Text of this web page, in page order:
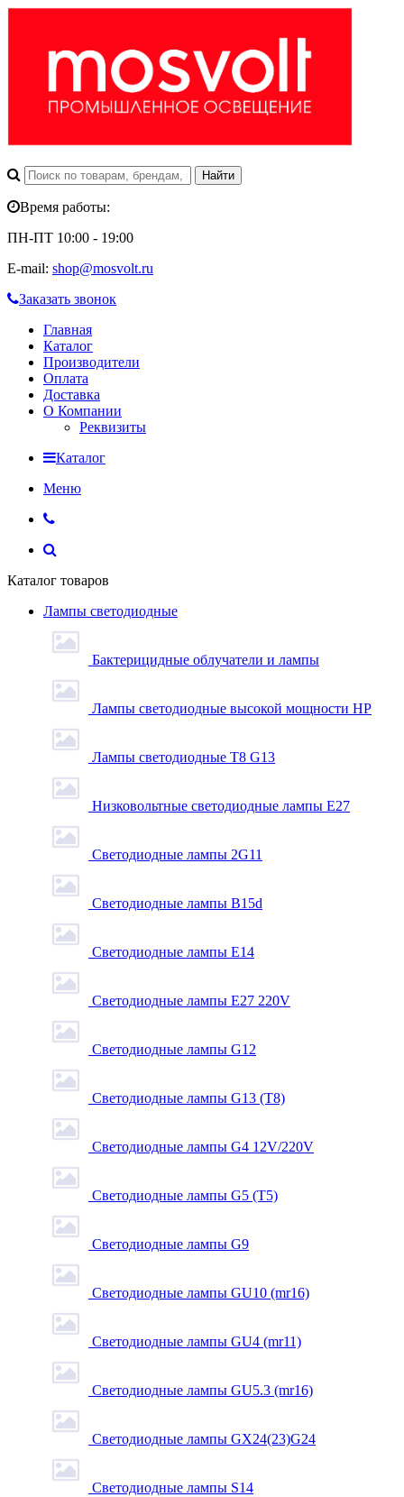
Время работы:
ПН-ПТ 10:00 - 19:00
E-mail: shop@mosvolt.ru
Заказать звонок
Главная
Каталог
Производители
Оплата
Доставка
О Компании
Реквизиты
Каталог
Меню
Каталог товаров
Лампы светодиодные
Бактерицидные облучатели и лампы
Лампы светодиодные высокой мощности HP
Лампы светодиодные Т8 G13
Низковольтные светодиодные лампы E27
Светодиодные лампы 2G11
Светодиодные лампы B15d
Светодиодные лампы E14
Светодиодные лампы E27 220V
Светодиодные лампы G12
Светодиодные лампы G13 (T8)
Светодиодные лампы G4 12V/220V
Светодиодные лампы G5 (T5)
Светодиодные лампы G9
Светодиодные лампы GU10 (mr16)
Светодиодные лампы GU4 (mr11)
Светодиодные лампы GU5.3 (mr16)
Светодиодные лампы GX24(23)G24
Светодиодные лампы S14